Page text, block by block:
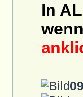
In